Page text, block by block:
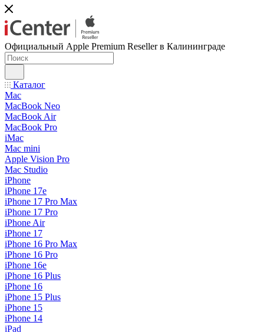
Официальный Apple Premium Reseller в Калининграде
Каталог
Mac
MacBook Neo
MacBook Air
MacBook Pro
iMac
Mac mini
Apple Vision Pro
Mac Studio
iPhone
iPhone 17e
iPhone 17 Pro Max
iPhone 17 Pro
iPhone Air
iPhone 17
iPhone 16 Pro Max
iPhone 16 Pro
iPhone 16e
iPhone 16 Plus
iPhone 16
iPhone 15 Plus
iPhone 15
iPhone 14
iPad